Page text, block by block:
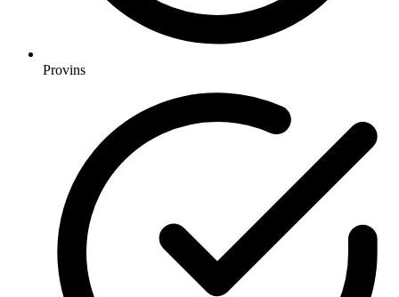
Provins